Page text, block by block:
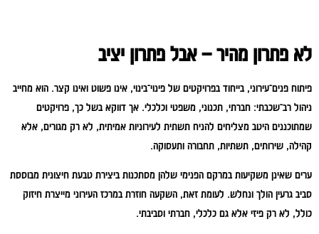
לא פתרון מהיר – אבל פתרון יציב
פיתוח פנים־עירוני, בייחוד בפרויקטים של פינוי־בינוי, אינו פשוט ואינו קצר. הוא מחייב
ניהול רב־שכבתי: חברתי, תכנוני, משפטי וכלכלי. אך דווקא בשל כך, פרויקטים
שמתוכננים היטב מצליחים להניח תשתית לעירוניות אמיתית, לא רק מגורים, אלא
קהילה, שירותים, תשתיות, תחבורה ותעסוקה.
ערים שאינן משקיעות במרקם הפנימי שלהן מסתכנות ביצירת טבעת חיצונית מבוססת
סביב גרעין הולך ונחלש. לעומת זאת, השקעה חוזרת במרכז העירוני מייצרת חיזוק
כולל, לא רק פיזי אלא גם כלכלי, חברתי וסביבתי.